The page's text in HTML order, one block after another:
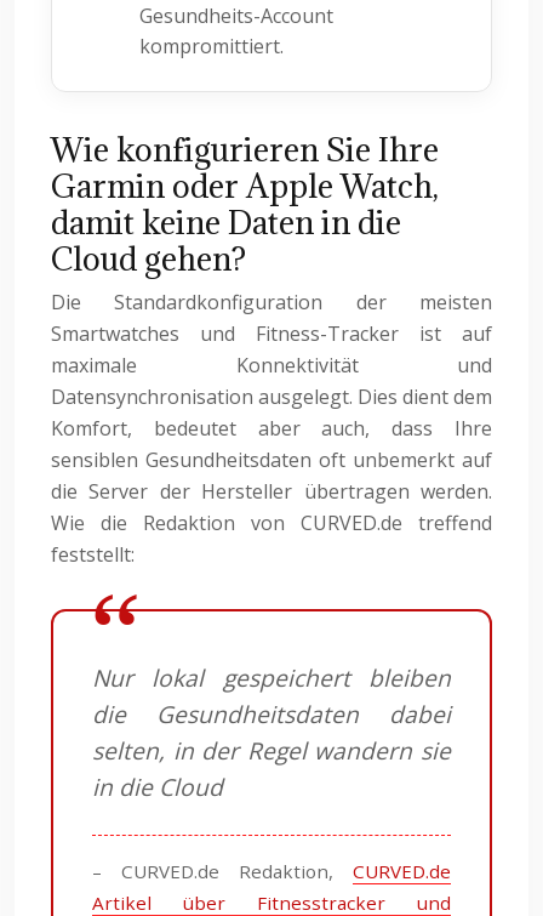
Gesundheits-Account
kompromittiert.
Wie konfigurieren Sie Ihre
Garmin oder Apple Watch,
damit keine Daten in die
Cloud gehen?
Die Standardkonfiguration der meisten
Smartwatches und Fitness-Tracker ist auf
maximale Konnektivität und
Datensynchronisation ausgelegt. Dies dient dem
Komfort, bedeutet aber auch, dass Ihre
sensiblen Gesundheitsdaten oft unbemerkt auf
die Server der Hersteller übertragen werden.
Wie die Redaktion von CURVED.de treffend
feststellt:
Nur lokal gespeichert bleiben
die Gesundheitsdaten dabei
selten, in der Regel wandern sie
in die Cloud
– CURVED.de Redaktion, CURVED.de
Artikel über Fitnesstracker und